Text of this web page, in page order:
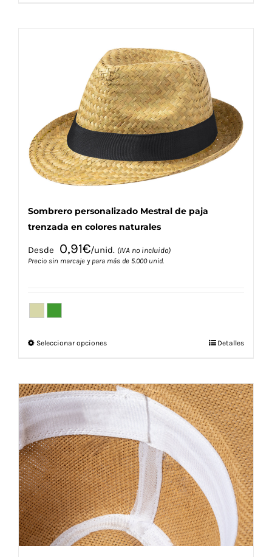
Las
opciones
se
pueden
elegir
en
la
página
de
producto
Sombrero personalizado Mestral de paja
trenzada en colores naturales
Desde 0,91€/unid. (IVA no incluido)
Precio sin marcaje y para más de 5.000 unid.
Seleccionar opcionesEste
múltiples
variantes.
Las
se
pueden
elegir
en
la
página
de
producto
Detalles